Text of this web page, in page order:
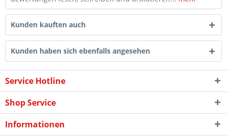
Kunden kauften auch
Kunden haben sich ebenfalls angesehen
Service Hotline
Shop Service
Informationen